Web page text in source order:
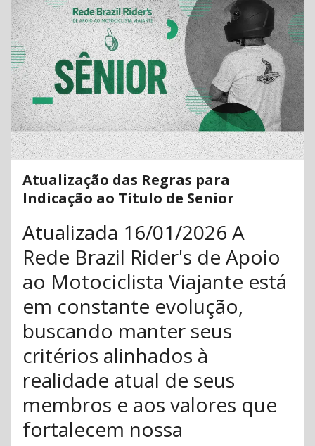
Atualização das Regras para
Indicação ao Título de Senior
Atualizada 16/01/2026 A
Rede Brazil Rider's de Apoio
ao Motociclista Viajante está
em constante evolução,
buscando manter seus
critérios alinhados à
realidade atual de seus
membros e aos valores que
fortalecem nossa